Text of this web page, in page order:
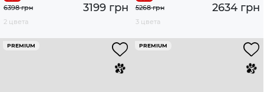
3199 грн
6398 грн
2 цвета
2634 грн
5268 грн
3 цвета
PREMIUM PREMIUM